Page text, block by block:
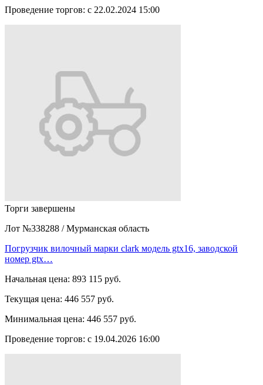
Проведение торгов: с 22.02.2024 15:00
Торги завершены
Лот №338288 / Мурманская область
Погрузчик вилочный марки clark модель gtx16, заводской
номер gtx…
Начальная цена: 893 115 руб.
Текущая цена: 446 557 руб.
Минимальная цена: 446 557 руб.
Проведение торгов: с 19.04.2026 16:00